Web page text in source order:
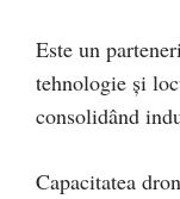
Este un
tehnologie și
consolidând
Capacitatea